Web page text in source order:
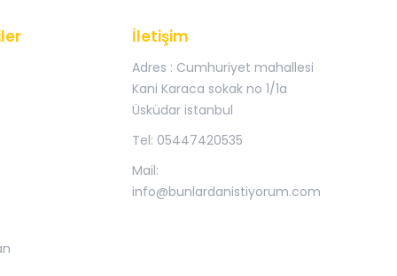
İletişim
Adres : Cumhuriyet mahallesi
Kani Karaca sokak no 1/1a
Üsküdar istanbul
Tel: 05447420535
Mail:
info@bunlardanistiyorum.com